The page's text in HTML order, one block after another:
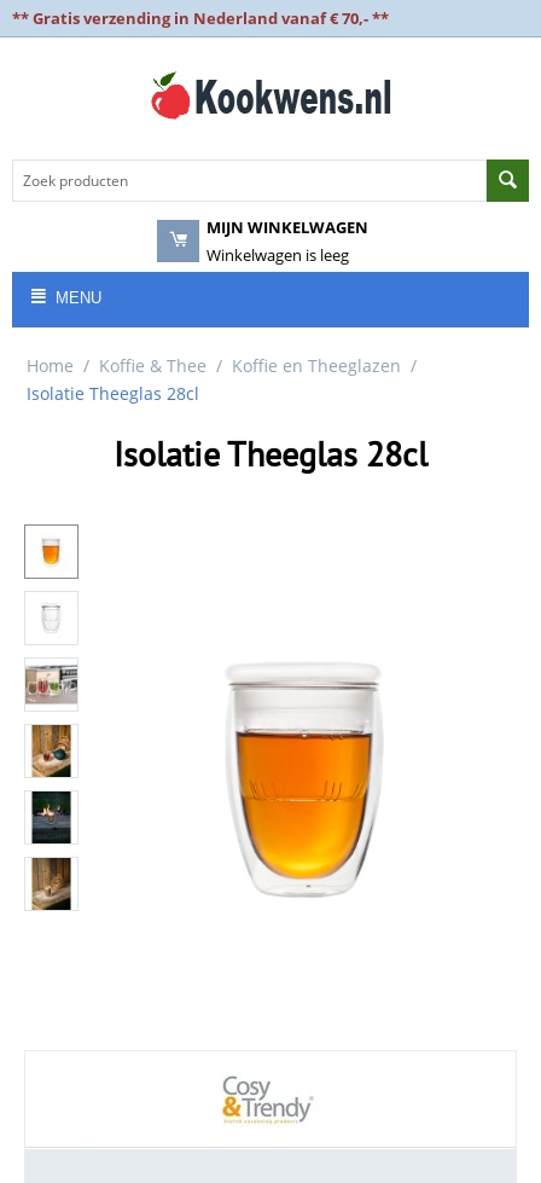
** Gratis verzending in Nederland vanaf € 70,- **
MIJN WINKELWAGEN
Winkelwagen is leeg
MENU
Home / Koffie & Thee / Koffie en Theeglazen /
Isolatie Theeglas 28cl
Isolatie Theeglas 28cl